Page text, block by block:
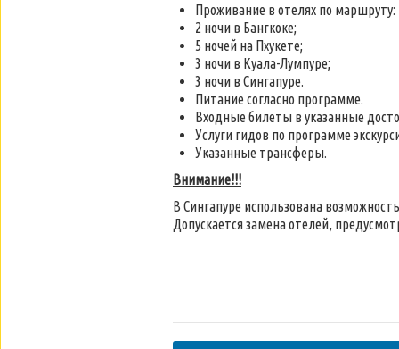
Проживание в отелях по маршруту:
2 ночи в Бангкоке;
5 ночей на Пхукете;
3 ночи в Куала-Лумпуре;
3 ночи в Сингапуре.
Питание согласно программе.
Входные билеты в указанные
Услуги гидов по программе
Указанные трансферы.
Внимание!!!
В Сингапуре использована
Допускается замена отелей,